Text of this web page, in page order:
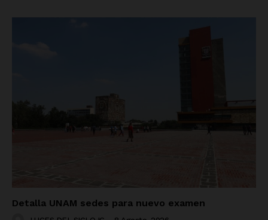
Detalla UNAM sedes para nuevo examen